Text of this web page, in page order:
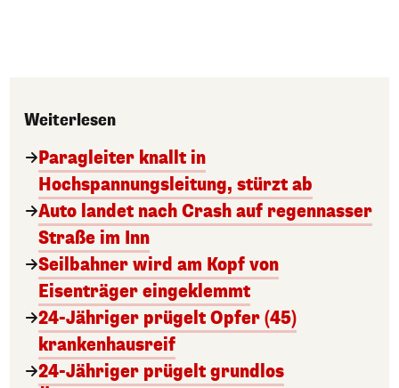
Weiterlesen
Paragleiter knallt in
Hochspannungsleitung, stürzt ab
Auto landet nach Crash auf regennasser
Straße im Inn
Seilbahner wird am Kopf von
Eisenträger eingeklemmt
24-Jähriger prügelt Opfer (45)
krankenhausreif
24-Jähriger prügelt grundlos